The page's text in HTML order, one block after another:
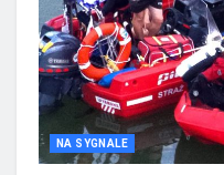
NA SYGNALE